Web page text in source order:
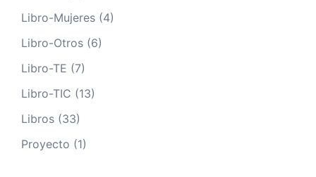
Libro-Mujeres (4)
Libro-Otros (6)
Libro-TE (7)
Libro-TIC (13)
Libros (33)
Proyecto (1)